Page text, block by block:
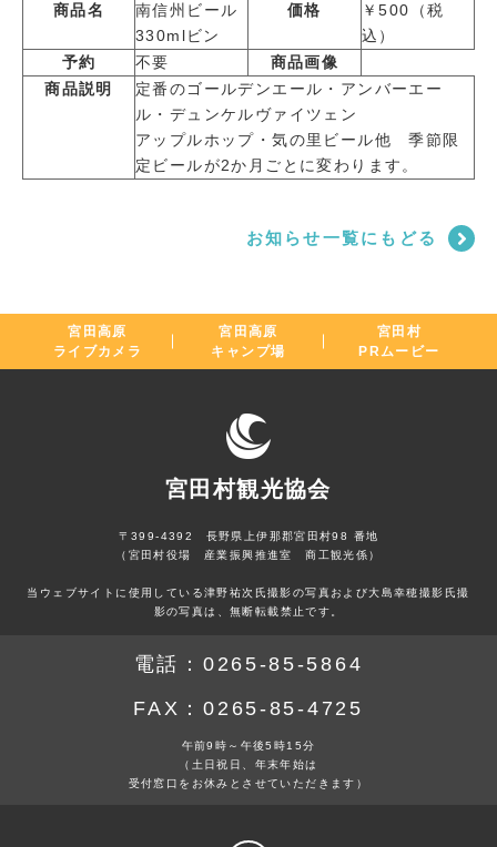
商品名
南信州ビール
330mlビン
価格
￥500（税
込）
予約
不要
商品画像
商品説明
定番のゴールデンエール・アンバーエー
ル・デュンケルヴァイツェン
アップルホップ・気の里ビール他 季節限
定ビールが2か月ごとに変わります。
お知らせ一覧にもどる
宮田高原
ライブカメラ
宮田高原
キャンプ場
宮田村
PRムービー
宮田村観光協会
〒399-4392 長野県上伊那郡宮田村98 番地
（宮田村役場 産業振興推進室 商工観光係）
当ウェブサイトに使用している津野祐次氏撮影の写真および大島幸穂撮影氏撮
影の写真は、無断転載禁止です。
電話： 0265-85-5864
FAX：0265-85-4725
午前9時～午後5時15分
（土日祝日、年末年始は
受付窓口をお休みとさせていただきます）